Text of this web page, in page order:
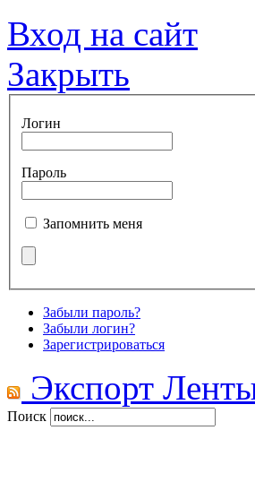
Вход на сайт
Закрыть
Логин
Пароль
Запомнить меня
Забыли пароль?
Забыли логин?
Зарегистрироваться
Экспорт
Поиск